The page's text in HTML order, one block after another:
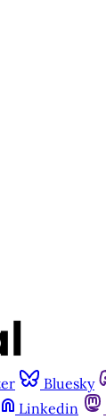
Bluesky
Linkedin